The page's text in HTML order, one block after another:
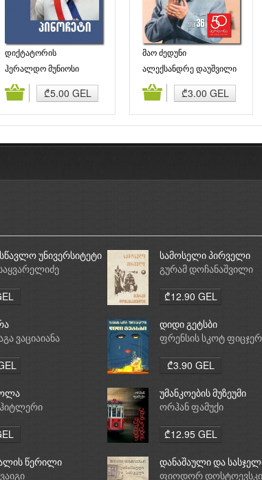
დიქტატორის
ჩრდილქვეშ – პინოჩეტი
ჰერალდო მუნიოსი
₾5.00 GEL
მაო ძედუნი
ალექსანდრე დაუშვილი
₾3.00 GEL
კალათაში დამატება კალათაში დამატება
უნივერსიტეტი
სამოსელი პირველი
გურამ დოჩანაშვილი
₾12.90 GEL
ვაციაიანა
დიდი გეტსბი
ფრენსის სკოტ
₾3.90 GEL
უმანკოების მუზეუმი
ორჰან ფამუქი
₾12.95 GEL
წერილი
დანაშაული და
ფიოდორ დოსტოევსკი